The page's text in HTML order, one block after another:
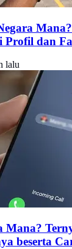
Profil dan
lalu
Mana?
beserta